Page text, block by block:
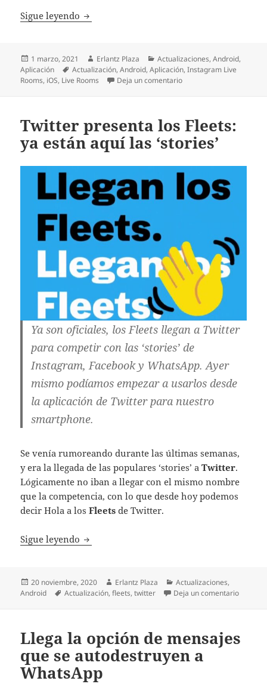
Sigue leyendo Instagram Live Rooms: directos con hasta
Publicado
el
1 marzo, 2021 Autor
Erlantz Plaza Categorías
Actualizaciones,Android,
Aplicación
Etiquetas
Actualización,Android,Aplicación,Instagram Live
Rooms, iOS, Live Rooms Deja un comentarioen Instagram Live
Twitter presenta los Fleets:
ya están aquí las ‘stories’
Ya son oficiales, los Fleets llegan a Twitter
para competir con las ‘stories’ de
Instagram, Facebook y WhatsApp. Ayer
mismo podíamos empezar a usarlos desde
la aplicación de Twitter para nuestro
smartphone.
Se venía rumoreando durante las últimas semanas,
y era la llegada de las populares ‘stories’ aTwitter.
Lógicamente no iban a llegar con el mismo nombre
que la competencia, con lo que desde hoy podemos
decir Hola a losFleets de Twitter.
Sigue leyendo Twitter presenta los Fleets: ya están aquí
Publicado
el
20 noviembre, 2020 Autor
Erlantz Plaza Categorías
Actualizaciones,
Android
Etiquetas
Actualización,fleets,twitter Deja un comentarioen
Llega la opción de mensajes
que se autodestruyen a
WhatsApp